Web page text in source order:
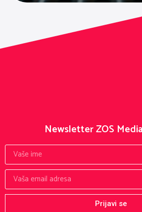
Newsletter ZOS
Prijavi se